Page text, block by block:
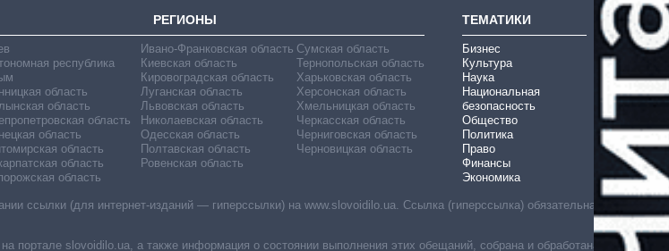
РЕГИОНЫ
республика
область
область
область
область
область
область
область
Ивано-Франковская область
Киевская область
Кировоградская область
Луганская область
Львовская область
Николаевская область
Одесская область
Полтавская область
Ровенская область
Сумская область
Тернопольская область
Харьковская область
Херсонская область
Хмельницкая область
Черкасская область
Черниговская область
Черновицкая область
ТЕМАТИКИ
Бизнес
Культура
Наука
Национальная
безопасность
Общество
Политика
Право
Финансы
Экономика
ссылки (для интернет-изданий — гиперссылки) на www.slovoidilo.ua. Ссылка (гиперссылка) обязательна
slovoidilo.ua, а также информация о состоянии выполнения этих обещаний, собрана и обработана